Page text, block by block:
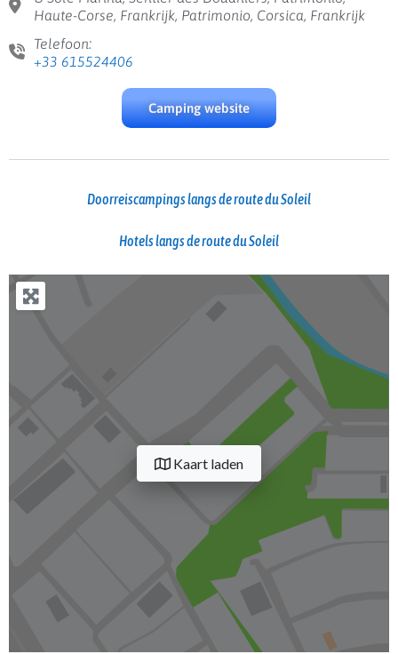
Haute-Corse, Frankrijk, Patrimonio, Corsica, Frankrijk
Telefoon:
+33 615524406
Camping website
Doorreiscampings langs de route du Soleil
Hotels langs de route du Soleil
Kaart laden